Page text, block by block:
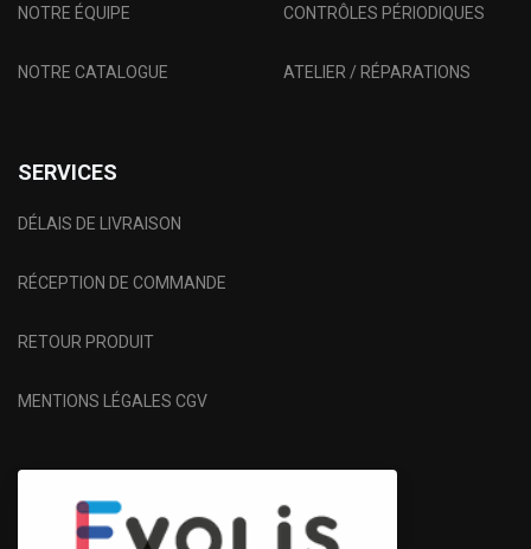
NOTRE ÉQUIPE
NOTRE CATALOGUE
CONTRÔLES PÉRIODIQUES
ATELIER / RÉPARATIONS
SERVICES
DÉLAIS DE LIVRAISON
RÉCEPTION DE COMMANDE
RETOUR PRODUIT
MENTIONS LÉGALES CGV